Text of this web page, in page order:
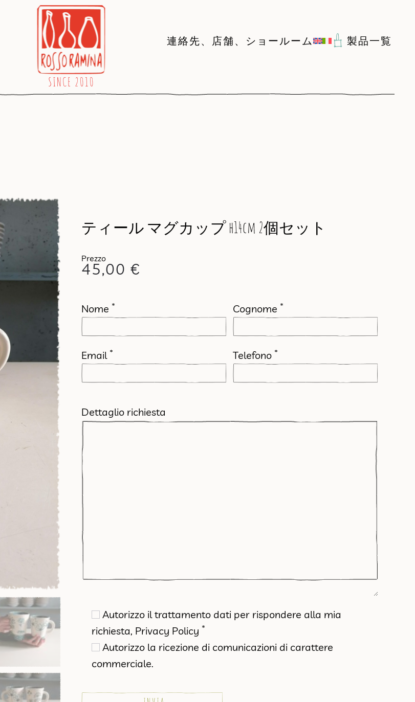
連絡先、店舗、ショールーム 製品一覧
ティール マグカップ h14cm 2個セット
45,00 €
Nome * Cognome *
Email * Telefono *
Dettaglio richiesta
Autorizzo il trattamento dati per rispondere alla mia
richiesta, Privacy Policy *
Autorizzo la ricezione di comunicazioni di carattere
commerciale.